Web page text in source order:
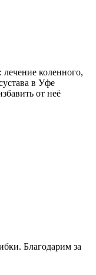
лечение коленного,
в Уфе
от неё
Благодарим за